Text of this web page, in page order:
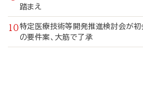
踏まえ
特定医療技術等開発推進検討会が
の要件案、大筋で了承